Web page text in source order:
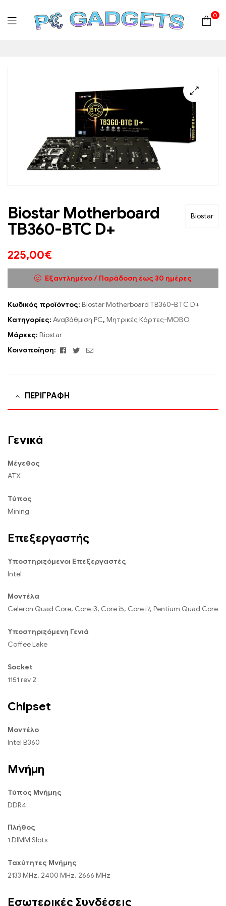
Hardware
|
0
Biostar
Biostar Motherboard
TB360-BTC D+
225,00€
Εξαντλημένο / Παράδοση έως 30 ημέρες
Κωδικός προϊόντος: Biostar Motherboard TB360-BTC D+
Κατηγορίες: Αναβάθμιση PC, Μητρικές Κάρτες-MOBO
Μάρκες: Biostar
Κοινοποίηση:
Facebook
TwitterEmail
ΠΕΡΙΓΡΑΦΉ
Γενικά
Μέγεθος
ATX
Τύπος
Mining
Επεξεργαστής
Υποστηριζόμενοι Επεξεργαστές
Intel
Μοντέλα
Celeron Quad Core, Core i3, Core i5, Core i7, Pentium Quad Core
Υποστηριζόμενη Γενιά
Coffee Lake
Socket
1151 rev 2
Chipset
Μοντέλο
Intel B360
Μνήμη
Τύπος Μνήμης
DDR4
Πλήθος
1 DIMM Slots
Ταχύτητες Μνήμης
2133 MHz, 2400 MHz, 2666 MHz
Εσωτερικές Συνδέσεις